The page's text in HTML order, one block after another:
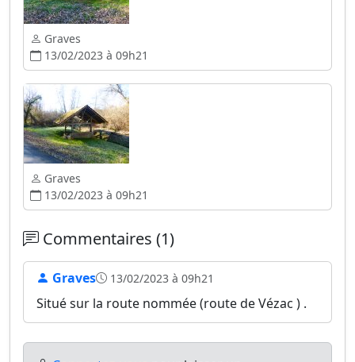
Graves
13/02/2023 à 09h21
Graves
13/02/2023 à 09h21
Commentaires (1)
Graves 13/02/2023 à 09h21
Situé sur la route nommée (route de Vézac ) .